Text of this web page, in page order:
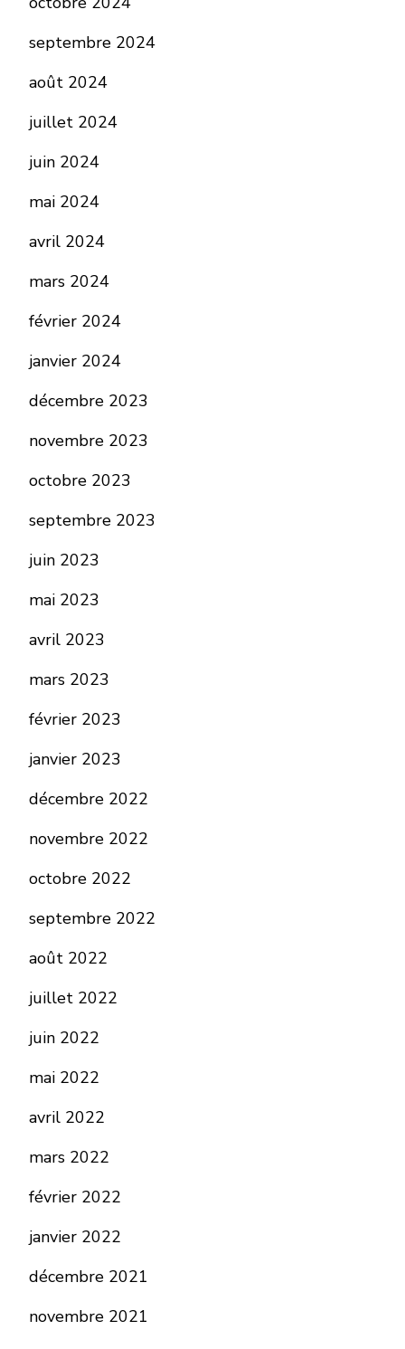
septembre 2024
août 2024
juillet 2024
juin 2024
mai 2024
avril 2024
mars 2024
février 2024
janvier 2024
décembre 2023
novembre 2023
octobre 2023
septembre 2023
juin 2023
mai 2023
avril 2023
mars 2023
février 2023
janvier 2023
décembre 2022
novembre 2022
octobre 2022
septembre 2022
août 2022
juillet 2022
juin 2022
mai 2022
avril 2022
mars 2022
février 2022
janvier 2022
décembre 2021
novembre 2021